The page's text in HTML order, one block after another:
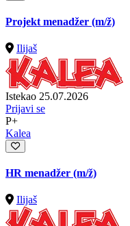
Projekt menadžer (m/ž)
Ilijaš
Istekao 25.07.2026
Prijavi se
P+
Kalea
HR menadžer (m/ž)
Ilijaš